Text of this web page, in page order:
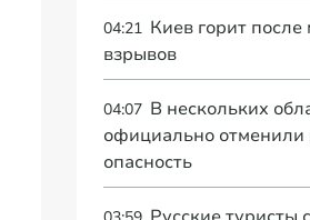
04:21 Киев горит
взрывов
04:07 В нескольких
официально отменили
опасность